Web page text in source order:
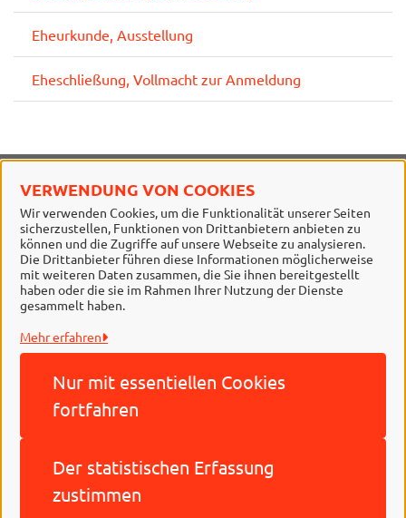
VERWENDUNG VON COOKIES
Wir verwenden Cookies, um die Funktionalität unserer Seiten
sicherzustellen, Funktionen von Drittanbietern anbieten zu
können und die Zugriffe auf unsere Webseite zu analysieren.
Die Drittanbieter führen diese Informationen möglicherweise
mit weiteren Daten zusammen, die Sie ihnen bereitgestellt
haben oder die sie im Rahmen Ihrer Nutzung der Dienste
gesammelt haben.
Mehr erfahren
Nur mit essentiellen Cookies
fortfahren
Der statistischen Erfassung
zustimmen
Eheurkunde, Ausstellung
Eheschließung, Vollmacht zur Anmeldung
Behördennummer 115
Stadt Braunschweig
Alle Rechte vorbehalten
Datenschutzerklärung